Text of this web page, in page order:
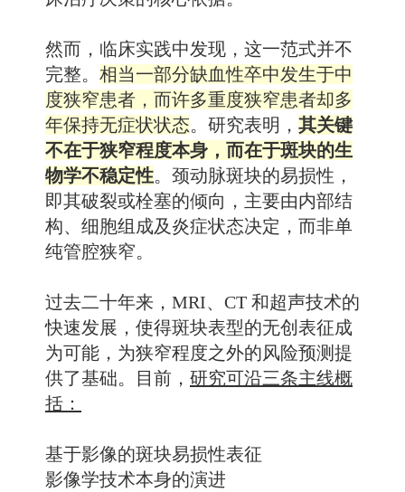
然而，临床实践中发现，这一范式并不
完整。 相当一部分缺血性卒中发生于中
度狭窄患者，而许多重度狭窄患者却多
年保持无症状状态。研究表明， 其关键
不在于狭窄程度本身，而在于斑块的生
物学不稳定性。颈动脉斑块的易损性，
即其破裂或栓塞的倾向，主要由内部结
构、细胞组成及炎症状态决定，而非单
纯管腔狭窄。
过去二十年来，MRI、CT 和超声技术的
快速发展，使得斑块表型的无创表征成
为可能，为狭窄程度之外的风险预测提
供了基础。目前， 研究可沿三条主线概
括：
基于影像的斑块易损性表征
影像学技术本身的演进